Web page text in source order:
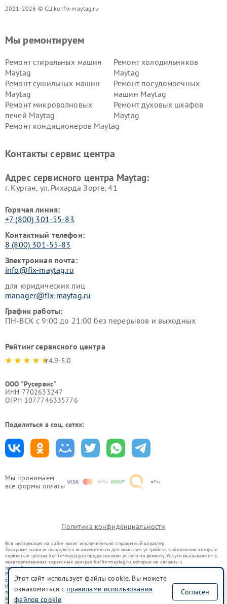
2021-2026 © СЦ kur.fix-maytag.ru
Мы принимаем
все формы оплаты
Мы ремонтируем
Ремонт стиральных машин
Maytag
Ремонт холодильников
Maytag
Ремонт сушильных машин
Maytag
Ремонт посудомоечных
машин Maytag
Ремонт микроволновых
печей Maytag
Ремонт духовых шкафов
Maytag
Ремонт кондиционеров Maytag
Контакты сервис центра
Адрес сервисного центра Maytag:
г. Курган, ул. Рихарда Зорге, 41
Горячая линия:
+7 (800) 301-55-83
Контактный телефон:
8 (800) 301-55-83
Электронная почта:
info@fix-maytag.ru
для юридических лиц
manager@fix-maytag.ru
График работы:
ПН-ВСК с 9:00 до 21:00 без перерывов и выходных
Рейтинг сервисного центра
4.9-5.0
ООО "Русервис"
ИНН 7702633247
ОГРН 1077746335776
Поделиться в соц. сетях:
Политика конфиденциальности
Вся информация на сайте носит исключительно справочный характер.
Товарные знаки используются исключительно для описания устройств, в отношении которых
сервисные центры kur.fix-maytag.ru предоставляют услуги по ремонту. Услуги оказываются в
неавторизованных сервисных центрах kur.fix-maytag.ru, которые не связаны с
правообладателями товарных знаков или их официальными представителями.
Ремонт осуществляется для устройств, уже введенных в гражданский оборот в соответствии
со статьей 1487 ГК РФ.
Использование товарных знаков не преследует цели индивидуализации услуг или введения
потребителей в заблуждение, а служит для информирования о предоставляемых услугах по
ремонту техники указанных брендов.
Этот сайт использует файлы cookie. Вы можете
ознакомиться с правилами использования
файлов cookie
Согласен